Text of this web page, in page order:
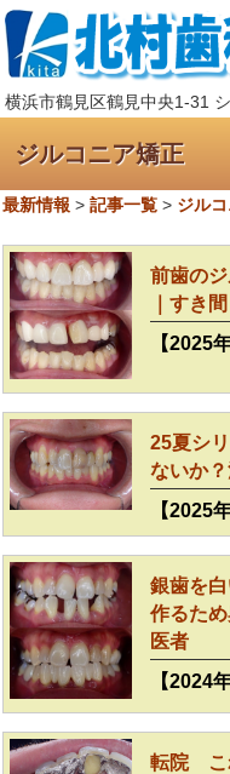
横浜市鶴見区鶴見中央1-31
ジルコニア矯正
最新情報 > 記事一覧 > ジル
前歯の
｜すき
【2025
25夏シ
ないか
【2025
銀歯を
作るた
医者
【2024
転院 こ